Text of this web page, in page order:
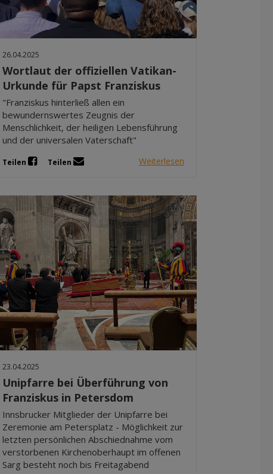
26.04.2025
Wortlaut der offiziellen Vatikan-
Urkunde für Papst Franziskus
"Franziskus hinterließ allen ein
bewundernswertes Zeugnis der
Menschlichkeit, der heiligen Lebensführung
und der universalen Vaterschaft"
Teilen Teilen Weiterlesen
23.04.2025
Unipfarre bei Überführung von
Franziskus in Petersdom
Innsbrucker Mitglieder der Unipfarre bei
Zeremonie am Petersplatz - Möglichkeit zur
letzten persönlichen Abschiednahme vom
verstorbenen Kirchenoberhaupt im offenen
Sarg besteht noch bis Freitagabend